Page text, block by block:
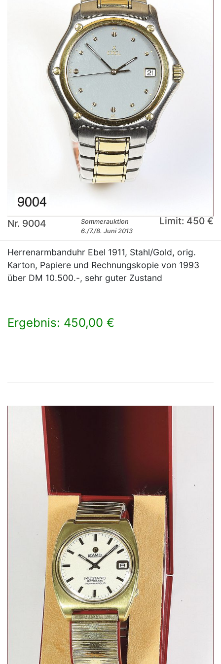
Nr. 9004
Sommerauktion
6./7./8. Juni 2013
Limit: 450 €
Herrenarmbanduhr Ebel 1911, Stahl/Gold, orig.
Karton, Papiere und Rechnungskopie von 1993
über DM 10.500.-, sehr guter Zustand
Ergebnis: 450,00 €